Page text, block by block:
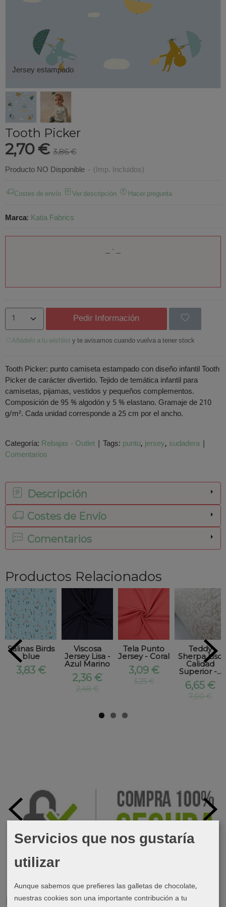
Marcas
Jersey estampado
Tooth Picker
2,70 € 3,86 €
Producto NO Disponible - (Imp. Incluidos)
Costes de envío Ver descripción Hacer pregunta
Marca: Katia Fabrics
Pedir Información
Añádelo a tu wishlisty te avisamos cuando vuelva a tener stock
Tooth Picker: punto camiseta estampado con diseño infantil Tooth
Picker de carácter divertido. Tejido de temática infantil para
camisetas, pijamas, vestidos y pequeños complementos.
Composición de 95 % algodón y 5 % elastano. Gramaje de 210
g/m². Cada unidad corresponde a 25 cm por el ancho.
Categoría: Rebajas - Outlet | Tags: punto jersey sudadera |
Comentarios
Descripción
Costes de Envío
Comentarios
Productos Relacionados
Salinas Birds
blue
3,83 €
Viscosa
Jersey Lisa -
Azul Marino
2,36 €
2,48 €
Tela Punto
Jersey - Coral
3,09 €
3,25 €
Teddy
Sherpa Liso
Calidad
Superior -...
6,65 €
7,00 €
Servicios que nos gustaría
utilizar
Aunque sabemos que prefieres las galletas de chocolate,
nuestras cookies son una importante contribución a tu